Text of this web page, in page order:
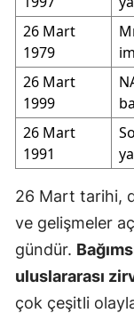
26 Mart
1979
26 Mart
1999
26 Mart
1991
26 Mart tarihi,
ve gelişmeler
gündür.
uluslararası
çok çeşitli